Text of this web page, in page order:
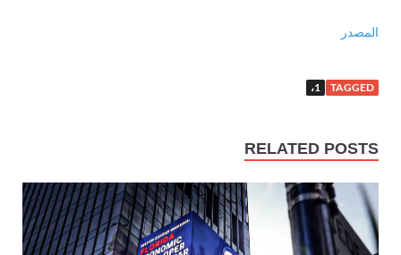
المصدر
TAGGED 1،
RELATED POSTS